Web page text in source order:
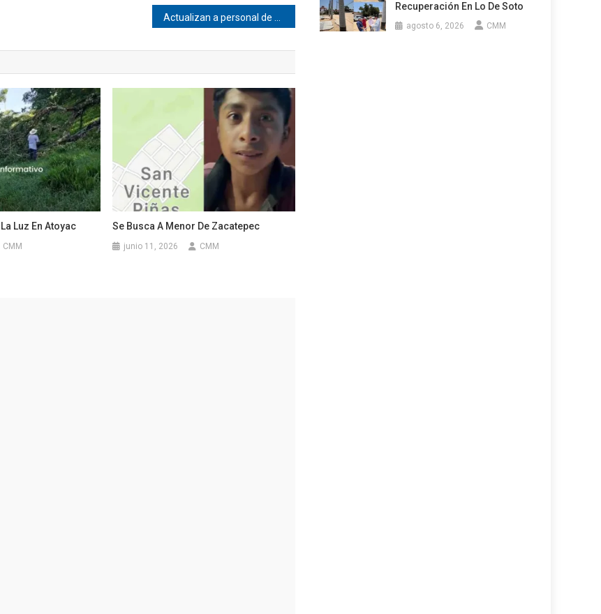
Luz En Atoyac
CMM
Se Busca A Menor De Zacatepec
junio 11, 2026 CMM
Recuperación En Lo De Soto
agosto 6, 2026 CMM